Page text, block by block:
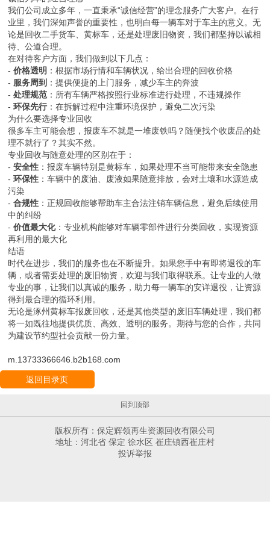
我们的服务范围
车辆回收种类
我们长期回收各类废旧车辆，包括但不限于：
- 报废汽车（各类乘用车、商用车）
- 报废货车（尤其是二手货车、黄标车）
- 报废摩托车
- 报废电动三轮车
- 报废电车
- 二手吊车及废旧吊车拆解
无论您的车辆是老旧的家用轿车，还是用于运输的重型货车，我们都
能够提供专业、规范的回收服务。
废旧物资回收
除了车辆回收，我们还承接各类废旧物资的回收业务，包括：
- 电机、变压器、配电柜、电缆等工业电气设备
- 各类库存积压物资
- 二手设备
这些物资经过专业评估后，我们会根据实际情况给出合理的回收价
格，让资源得到最大程度的再利用。
报废汽车办理流程
很多车主可能对报废汽车的办理程序不太了解，很多朋友提到“保定
哪里收报废车”这样的问题，在这里我为大家做一个简单介绍：
1. 车辆查验
：我们的专业人员会对车辆进行全面的检查与评估，确
认车辆状况及报废资格。
2. 手续办理：协助车主完成汽车报废手续的办理，包括相关证件的
整理与提交。
3.车辆拖运：提供拖车服务，将车辆安全运至解体厂。
4. 解体处理：在专业的解体厂内，按照环保要求对车辆进行拆解、
分类处理。
5. 资源再利用：可再利用的零部件进行回收，无法再利用的部分进
行环保处理。